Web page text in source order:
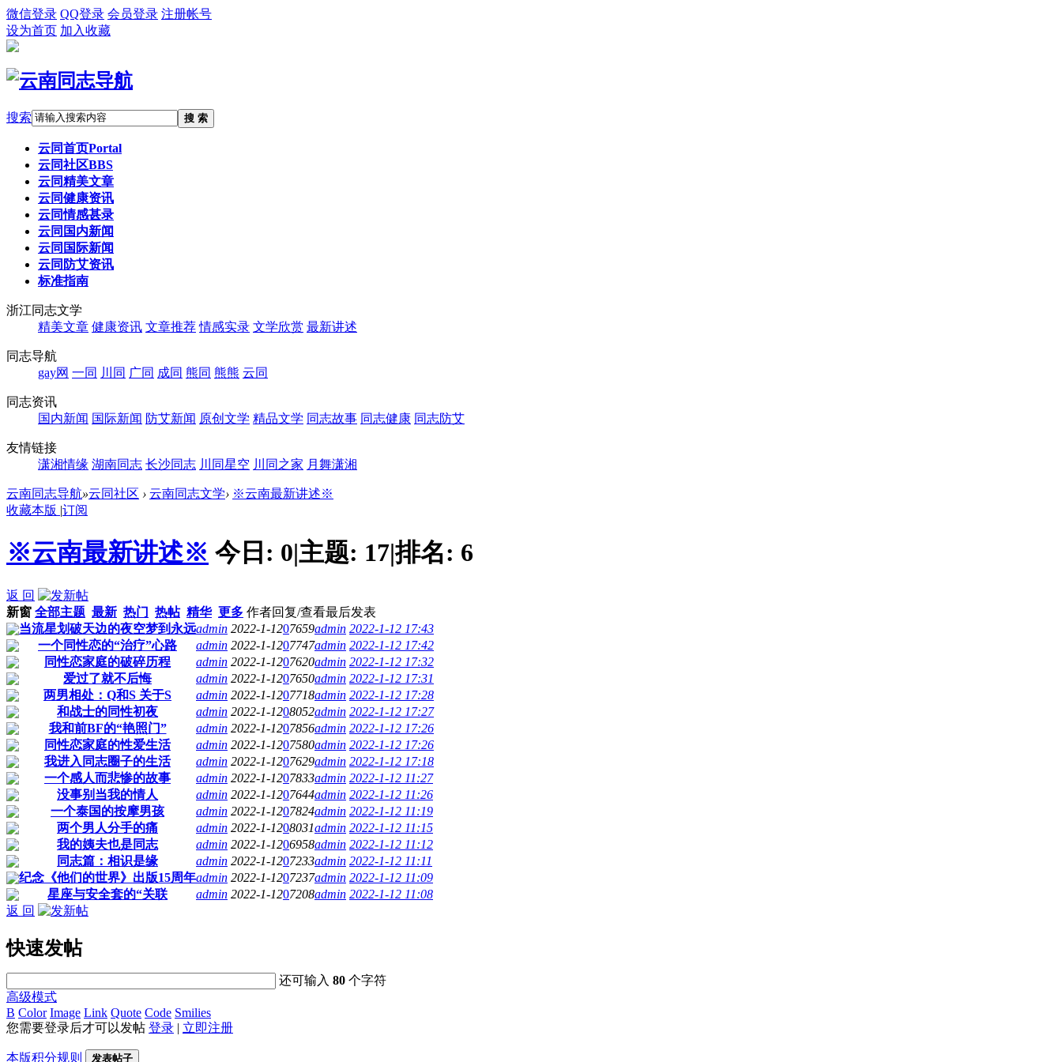
微信登录 QQ登录 会员登录 注册帐号
设为首页 加入收藏
搜索 搜 索
云同首页Portal
云同社区BBS
云同精美文章
云同健康资讯
云同情感甚录
云同国内新闻
云同国际新闻
云同防艾资讯
标准指南
浙江同志文学
精美文章 健康资讯 文章推荐 情感实录 文学欣赏 最新讲述
同志导航
gay网 一同 川同 广同 成同 熊同 熊熊 云同
同志资讯
国内新闻 国际新闻 防艾新闻 原创文学 精品文学 同志故事 同志健康 同志防艾
友情链接
潇湘情缘 湖南同志 长沙同志 川同星空 川同之家 月舞潇湘
云南同志导航»云同社区 › 云南同志文学› ※云南最新讲述※
收藏本版 |订阅
※云南最新讲述※ 今日: 0|主题: 17|排名: 6
返 回
新窗 全部主题 最新 热门 热帖 精华 更多 作者回复/查看最后发表
当流星划破天边的夜空梦到永远admin 2022-1-1207659admin 2022-1-12 17:43
一个同性恋的“治疗”心路
admin 2022-1-1207747admin 2022-1-12 17:42
同性恋家庭的破碎历程
admin 2022-1-1207620admin 2022-1-12 17:32
爱过了就不后悔
admin 2022-1-1207650admin 2022-1-12 17:31
两男相处：Q和S 关于S
admin 2022-1-1207718admin 2022-1-12 17:28
和战士的同性初夜
admin 2022-1-1208052admin 2022-1-12 17:27
我和前BF的“艳照门”
admin 2022-1-1207856admin 2022-1-12 17:26
同性恋家庭的性爱生活
admin 2022-1-1207580admin 2022-1-12 17:26
我进入同志圈子的生活
admin 2022-1-1207629admin 2022-1-12 17:18
一个感人而悲惨的故事
admin 2022-1-1207833admin 2022-1-12 11:27
没事别当我的情人
admin 2022-1-1207644admin 2022-1-12 11:26
一个泰国的按摩男孩
admin 2022-1-1207824admin 2022-1-12 11:19
两个男人分手的痛
admin 2022-1-1208031admin 2022-1-12 11:15
我的姨夫也是同志
admin 2022-1-1206958admin 2022-1-12 11:12
同志篇：相识是缘
admin 2022-1-1207233admin 2022-1-12 11:11
纪念《他们的世界》出版15周年admin 2022-1-1207237admin 2022-1-12 11:09
星座与安全套的“关联
admin 2022-1-1207208admin 2022-1-12 11:08
返 回
快速发帖
还可输入80 个字符
高级模式
B Color Image Link Quote Code Smilies
您需要登录后才可以发帖 登录 | 立即注册
本版积分规则 发表帖子